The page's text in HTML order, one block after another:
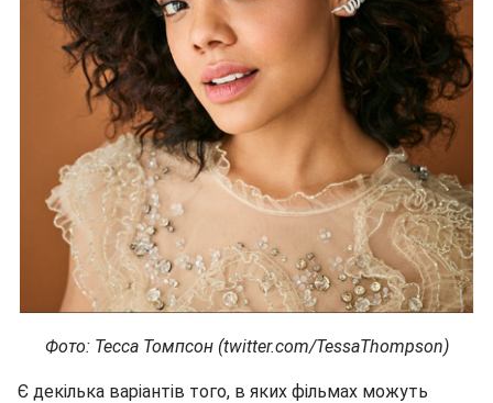
Фото: Тесса Томпсон (twitter.com/TessaThompson)
Є декілька варіантів того, в яких фільмах можуть